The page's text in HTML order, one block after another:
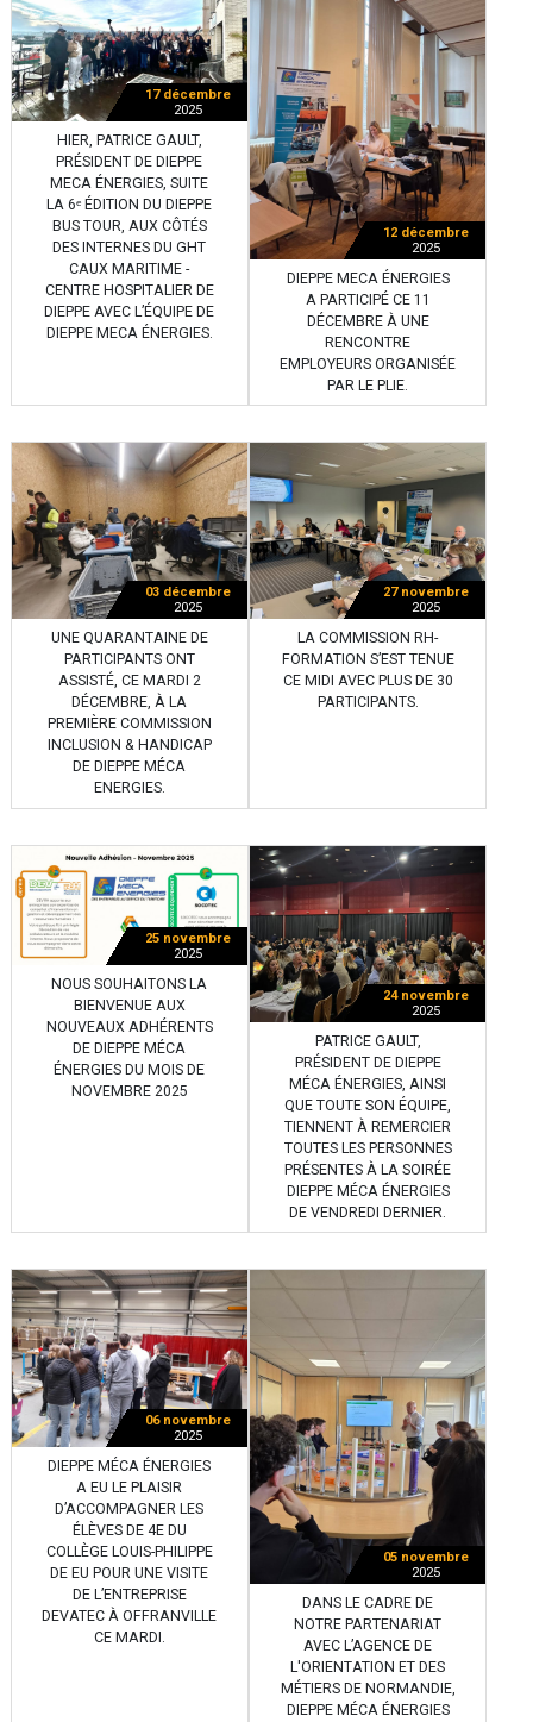
17 décembre
2025
HIER, PATRICE GAULT,
PRÉSIDENT DE DIEPPE
MECA ÉNERGIES, SUITE
LA 6ᵉ ÉDITION DU DIEPPE
BUS TOUR, AUX CÔTÉS
DES INTERNES DU GHT
CAUX MARITIME -
CENTRE HOSPITALIER DE
DIEPPE AVEC L’ÉQUIPE DE
DIEPPE MECA ÉNERGIES.
12 décembre
2025
DIEPPE MECA ÉNERGIES
A PARTICIPÉ CE 11
DÉCEMBRE À UNE
RENCONTRE
EMPLOYEURS ORGANISÉE
PAR LE PLIE.
03 décembre
2025
UNE QUARANTAINE DE
PARTICIPANTS ONT
ASSISTÉ, CE MARDI 2
DÉCEMBRE, À LA
PREMIÈRE COMMISSION
INCLUSION & HANDICAP
DE DIEPPE MÉCA
ENERGIES.
27 novembre
2025
LA COMMISSION RH-
FORMATION S’EST TENUE
CE MIDI AVEC PLUS DE 30
PARTICIPANTS.
25 novembre
2025
NOUS SOUHAITONS LA
BIENVENUE AUX
NOUVEAUX ADHÉRENTS
DE DIEPPE MÉCA
ÉNERGIES DU MOIS DE
NOVEMBRE 2025
24 novembre
2025
PATRICE GAULT,
PRÉSIDENT DE DIEPPE
MÉCA ÉNERGIES, AINSI
QUE TOUTE SON ÉQUIPE,
TIENNENT À REMERCIER
TOUTES LES PERSONNES
PRÉSENTES À LA SOIRÉE
DIEPPE MÉCA ÉNERGIES
DE VENDREDI DERNIER.
06 novembre
2025
DIEPPE MÉCA ÉNERGIES
A EU LE PLAISIR
D’ACCOMPAGNER LES
ÉLÈVES DE 4E DU
COLLÈGE LOUIS-PHILIPPE
DE EU POUR UNE VISITE
DE L’ENTREPRISE
DEVATEC À OFFRANVILLE
CE MARDI.
05 novembre
2025
DANS LE CADRE DE
NOTRE PARTENARIAT
AVEC L’AGENCE DE
L'ORIENTATION ET DES
MÉTIERS DE NORMANDIE,
DIEPPE MÉCA ÉNERGIES